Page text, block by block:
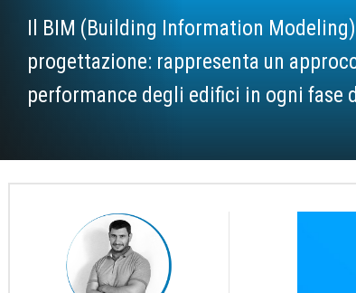
Il BIM (Building Information
progettazione: rappresenta un
performance degli edifici in ogni fase